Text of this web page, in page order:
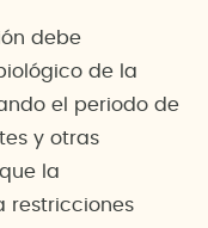
debe
de la
el periodo de
y otras
la
restricciones